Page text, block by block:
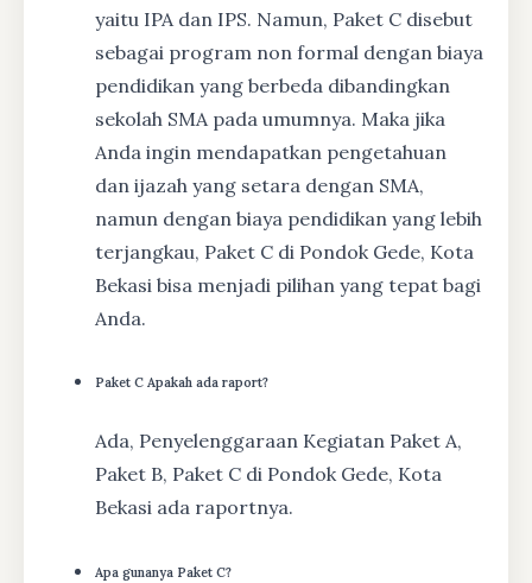
yaitu IPA dan IPS. Namun, Paket C disebut
sebagai program non formal dengan biaya
pendidikan yang berbeda dibandingkan
sekolah SMA pada umumnya. Maka jika
Anda ingin mendapatkan pengetahuan
dan ijazah yang setara dengan SMA,
namun dengan biaya pendidikan yang lebih
terjangkau, Paket C di Pondok Gede, Kota
Bekasi bisa menjadi pilihan yang tepat bagi
Anda.
Paket C Apakah ada raport?
Ada, Penyelenggaraan Kegiatan Paket A,
Paket B, Paket C di Pondok Gede, Kota
Bekasi ada raportnya.
Apa gunanya Paket C?